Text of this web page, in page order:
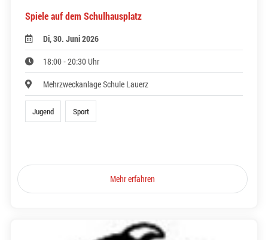
Spiele auf dem Schulhausplatz
Di, 30. Juni 2026
18:00 - 20:30 Uhr
Mehrzweckanlage Schule Lauerz
Jugend Sport
Mehr erfahren